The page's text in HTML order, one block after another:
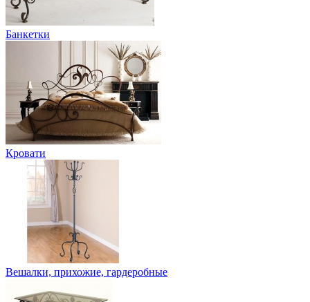
Банкетки
Кровати
Вешалки, прихожие, гардеробные